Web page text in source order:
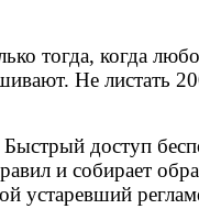
тогда, когда
Не листать
Быстрый доступ
и собирает
устаревший